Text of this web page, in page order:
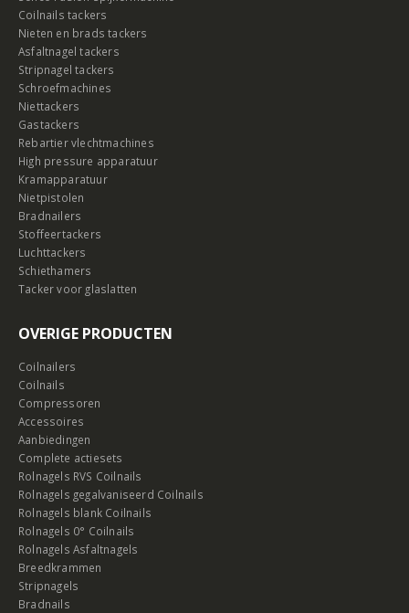
Coilnails tackers
Nieten en brads tackers
Asfaltnagel tackers
Stripnagel tackers
Schroefmachines
Niettackers
Gastackers
Rebartier vlechtmachines
High pressure apparatuur
Kramapparatuur
Nietpistolen
Bradnailers
Stoffeertackers
Luchttackers
Schiethamers
Tacker voor glaslatten
OVERIGE PRODUCTEN
Coilnailers
Coilnails
Compressoren
Accessoires
Aanbiedingen
Complete actiesets
Rolnagels RVS Coilnails
Rolnagels gegalvaniseerd Coilnails
Rolnagels blank Coilnails
Rolnagels 0° Coilnails
Rolnagels Asfaltnagels
Breedkrammen
Stripnagels
Bradnails